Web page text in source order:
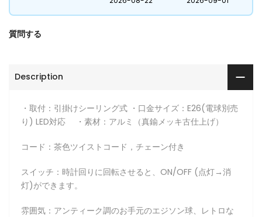
質問する
Description
・取付：引掛けシーリング式 ・口金サイズ：E26(電球別売
り) LED対応 ・素材：アルミ（真鍮メッキ古仕上げ）
コード：茶色ツイストコード，チェーン付き
スイッチ：時計回りに回転させると、ON/OFF (点灯→消
灯)ができます。
雰囲気：アンティーク調のお手元のエジソン球、レトロな